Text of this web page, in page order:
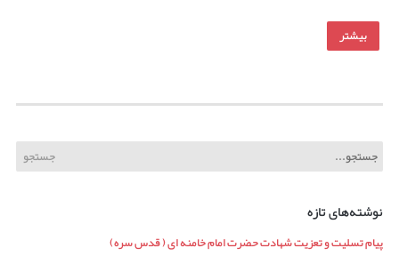
بیشتر
نوشته‌های تازه
پیام تسلیت و تعزیت شهادت حضرت امام خامنه ای ( قدس سره)